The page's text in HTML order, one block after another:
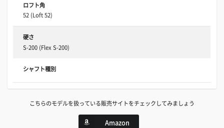
ロフト角
52 (Loft 52)
硬さ
S-200 (Flex S-200)
シャフト種別
こちらのモデルを扱っている販売サイトをチェックしてみましょう
Amazon